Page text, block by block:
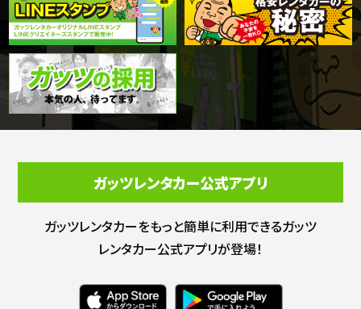
ガッツレンタカー公式アプリ
ガッツレンタカーをもっと簡単に利用できるガッツ
レンタカー公式アプリが登場！